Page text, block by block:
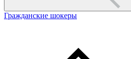
Гражданские шокеры